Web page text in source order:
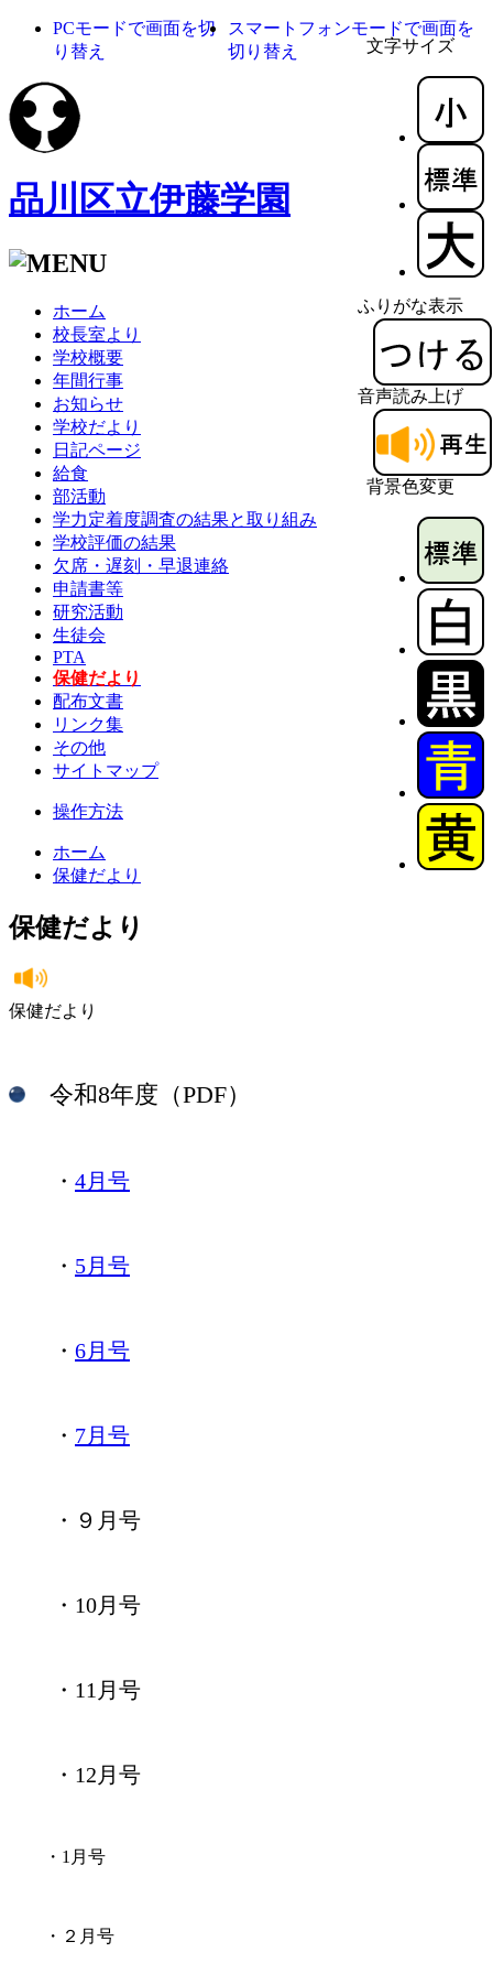
文字サイズ
ふりがな表示
音声読み上げ
背景色変更
PCモードで画面を切
り替え
スマートフォンモードで画面を
切り替え
品川区立伊藤学園
ホーム
校長室より
学校概要
年間行事
お知らせ
学校だより
日記ページ
給食
部活動
学力定着度調査の結果と取り組み
学校評価の結果
欠席・遅刻・早退連絡
申請書等
研究活動
生徒会
PTA
保健だより
配布文書
リンク集
その他
サイトマップ
操作方法
ホーム
保健だより
保健だより
保健だより
令和8年度（PDF）
・ 4月号
・ 5月号
・ 6月号
・ 7月号
・９月号
・10月号
・11月号
・12月号
・1月号
・２月号